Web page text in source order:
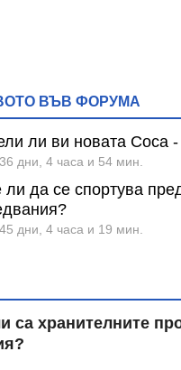
ВЪВ ФОРУМА
ли ви новата Coca
дни, 4 часа и 54 мин.
да се спортува
дни, 4 часа и 19 мин.
са хранителните